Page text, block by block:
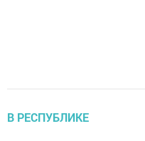
В РЕСПУБЛИКЕ